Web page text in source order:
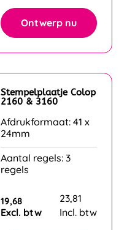
Ontwerp nu
Stempelplaatje Colop
2160 & 3160
Afdrukformaat: 41 x
24mm
Aantal regels: 3
regels
19,68
Excl. btw
23,81
Incl. btw